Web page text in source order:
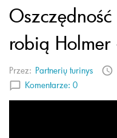
robią
Przez: Partnerių turinys
Komentarze: 0